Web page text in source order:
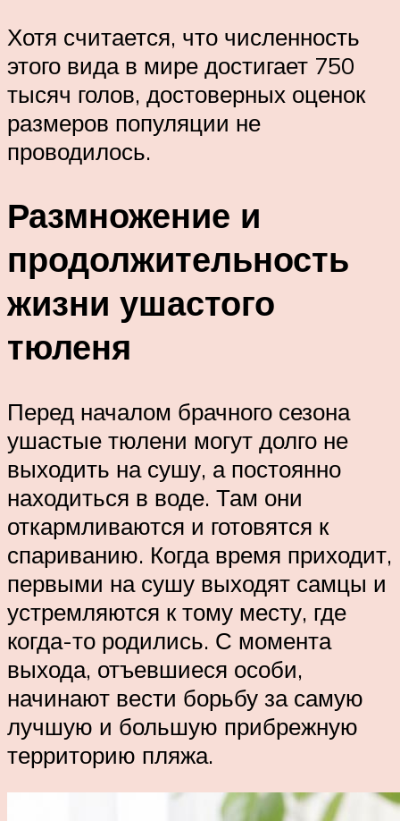
Хотя считается, что численность
этого вида в мире достигает 750
тысяч голов, достоверных оценок
размеров популяции не
проводилось.
Размножение и
продолжительность
жизни ушастого
тюленя
Перед началом брачного сезона
ушастые тюлени могут долго не
выходить на сушу, а постоянно
находиться в воде. Там они
откармливаются и готовятся к
спариванию. Когда время приходит,
первыми на сушу выходят самцы и
устремляются к тому месту, где
когда-то родились. С момента
выхода, отъевшиеся особи,
начинают вести борьбу за самую
лучшую и большую прибрежную
территорию пляжа.